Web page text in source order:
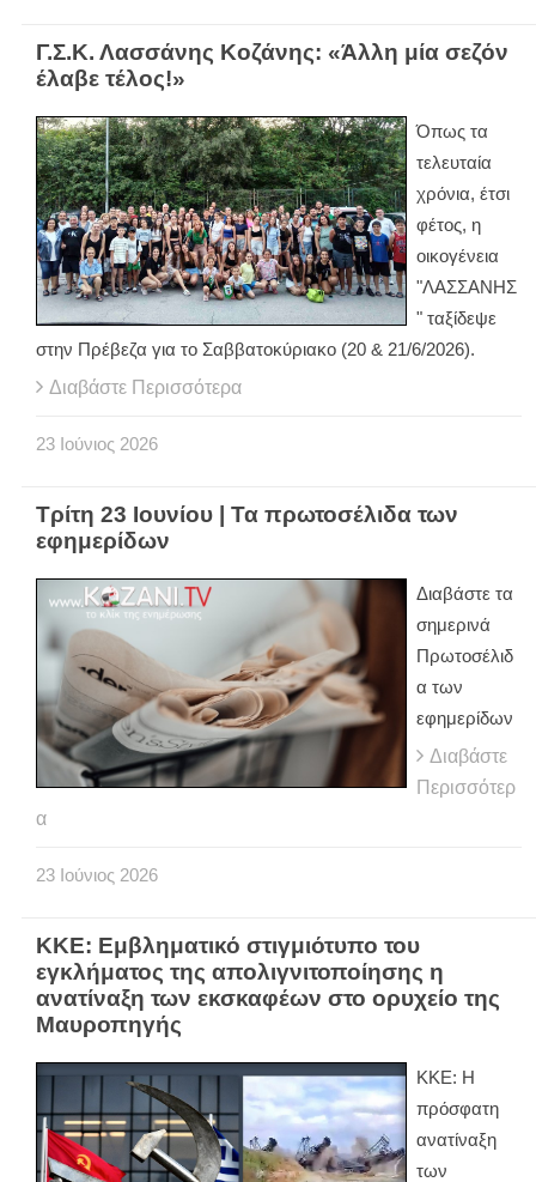
Γ.Σ.Κ. Λασσάνης Κοζάνης: «Άλλη μία σεζόν
έλαβε τέλος!»
Όπως τα
τελευταία
χρόνια, έτσι
φέτος, η
οικογένεια
"ΛΑΣΣΑΝΗΣ
" ταξίδεψε
στην Πρέβεζα για το Σαββατοκύριακο (20 & 21/6/2026).
Διαβάστε Περισσότερα
23 Ιούνιος 2026
Τρίτη 23 Ιουνίου | Τα πρωτοσέλιδα των
εφημερίδων
Διαβάστε τα
σημερινά
Πρωτοσέλιδ
α των
εφημερίδων
Διαβάστε
Περισσότερ
α
23 Ιούνιος 2026
ΚΚΕ: Εμβληματικό στιγμιότυπο του
εγκλήματος της απολιγνιτοποίησης η
ανατίναξη των εκσκαφέων στο ορυχείο της
Μαυροπηγής
ΚΚΕ: Η
πρόσφατη
ανατίναξη
των